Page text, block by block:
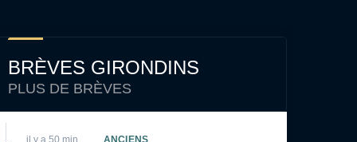
BRÈVES GIRONDINS
PLUS DE BRÈVES
il y a 50 min ANCIENS